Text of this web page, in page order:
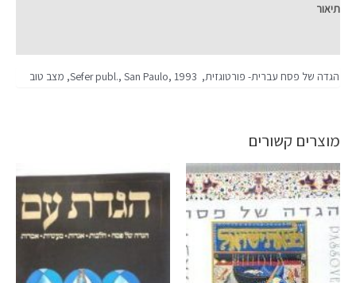
תיאור
הגדה של פסח עברית- פורטוגזית, Sefer publ., San Paulo, 1993, מצב טוב
מוצרים קשורים